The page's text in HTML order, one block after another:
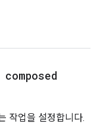
composed
작업을 설정합니다.